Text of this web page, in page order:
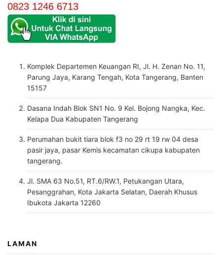
0823 1246 6713
Komplek Departemen Keuangan RI, Jl. H. Zenan No. 11,
Parung Jaya, Karang Tengah, Kota Tangerang, Banten
15157
Dasana Indah Blok SN1 No. 9 Kel. Bojong Nangka, Kec.
Kelapa Dua Kabupaten Tangerang
Perumahan bukit tiara blok f3 no 29 rt 19 rw 04 desa
pasir jaya, pasar Kemis kecamatan cikupa kabupaten
tangerang.
Jl. SMA 63 No.51, RT.6/RW.1, Petukangan Utara,
Pesanggrahan, Kota Jakarta Selatan, Daerah Khusus
Ibukota Jakarta 12260
LAMAN